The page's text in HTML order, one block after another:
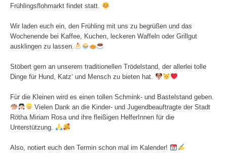
Frühlingsflohmarkt findet statt.
Wir laden euch ein, den Frühling mit uns zu begrüßen und das
Wochenende bei Kaffee, Kuchen, leckeren Waffeln oder Grillgut
ausklingen zu lassen.
Stöbert gern an unserem traditionellen Trödelstand, der allerlei tolle
Dinge für Hund, Katz‘ und Mensch zu bieten hat.
Für die Kleinen wird es einen tollen Schmink- und Bastelstand geben.
Vielen Dank an die Kinder- und Jugendbeauftragte der Stadt
Rötha Miriam Rosa und ihre fleißigen HelferInnen für die
Unterstützung.
Also, notiert euch den Termin schon mal im Kalender!